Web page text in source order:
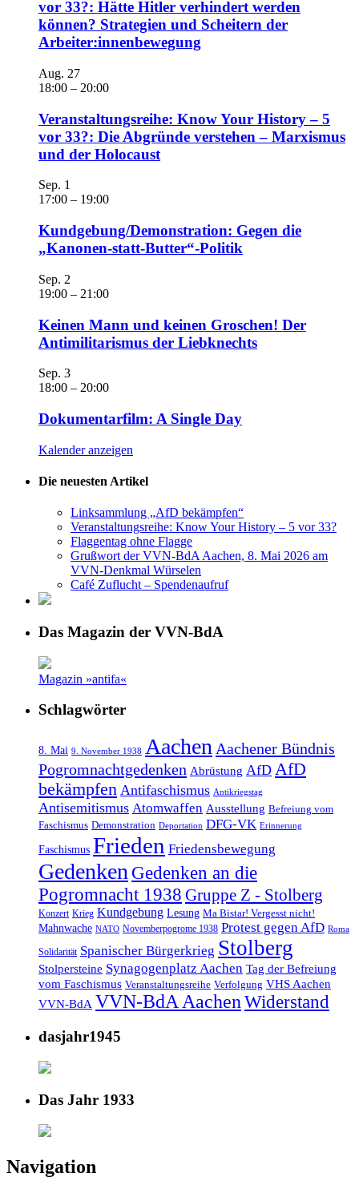
vor 33?: Hätte Hitler verhindert werden
können? Strategien und Scheitern der
Arbeiter:innenbewegung
Aug. 27
18:00 – 20:00
Veranstaltungsreihe: Know Your History – 5
vor 33?: Die Abgründe verstehen – Marxismus
und der Holocaust
Sep. 1
17:00 – 19:00
Kundgebung/Demonstration: Gegen die
„Kanonen-statt-Butter“-Politik
Sep. 2
19:00 – 21:00
Keinen Mann und keinen Groschen! Der
Antimilitarismus der Liebknechts
Sep. 3
18:00 – 20:00
Dokumentarfilm: A Single Day
Kalender anzeigen
Die neuesten Artikel
Linksammlung „AfD bekämpfen“
Veranstaltungsreihe: Know Your History – 5 vor 33?
Flaggentag ohne Flagge
Grußwort der VVN-BdA Aachen, 8. Mai 2026 am
VVN-Denkmal Würselen
Café Zuflucht – Spendenaufruf
Das Magazin der VVN-BdA
Magazin »antifa«
Schlagwörter
8. Mai 9. November 1938 Aachen Aachener Bündnis
Pogromnachtgedenken Abrüstung AfD AfD
bekämpfen Antifaschismus Antikriegstag
Antisemitismus Atomwaffen Ausstellung Befreiung vom
Faschismus Demonstration Deportation DFG-VK Erinnerung
Faschismus Frieden Friedensbewegung
Gedenken Gedenken an die
Pogromnacht 1938 Gruppe Z - Stolberg
Konzert Krieg Kundgebung Lesung Ma Bistar! Vergesst nicht!
Mahnwache NATO Novemberpogrome 1938 Protest gegen AfD Roma
Solidarität Spanischer Bürgerkrieg Stolberg
Stolpersteine Synagogenplatz Aachen Tag der Befreiung
vom Faschismus Veranstaltungsreihe Verfolgung VHS Aachen
VVN-BdA VVN-BdA AachenWiderstand
dasjahr1945
Das Jahr 1933
Navigation